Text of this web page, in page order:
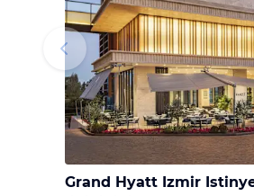
Grand Hyatt Izmir